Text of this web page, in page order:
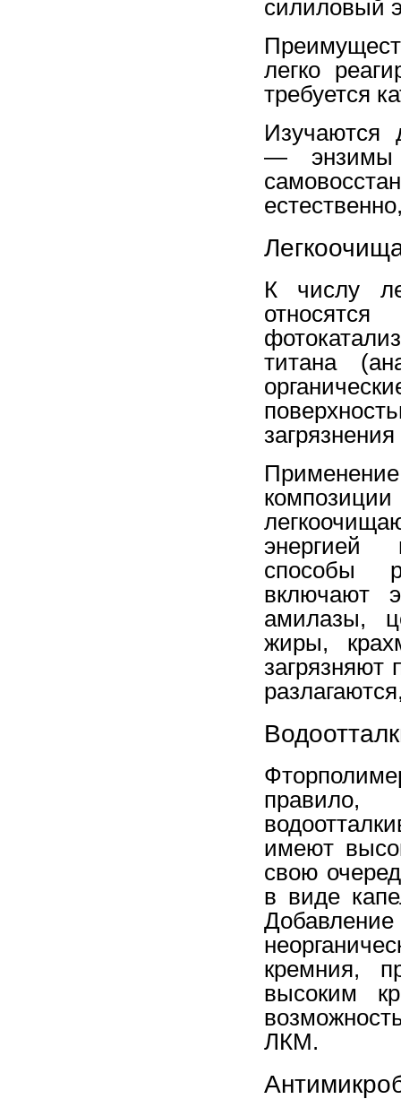
силиловый
легко
требуется
Изучаются
— энзимы
К числу
титана
энергией
способы
включают
амилазы,
жиры,
загрязняют
имеют
свою
в виде
кремния,
высоким
ЛКМ.